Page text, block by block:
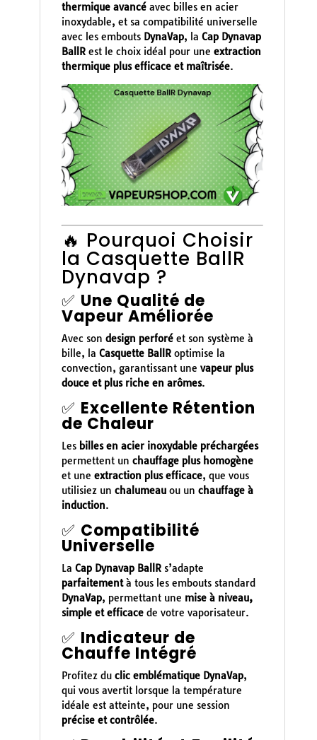
thermique avancéavec billes en acier
inoxydable, et sa compatibilité universelle
avec les embouts DynaVap, la Cap Dynavap
BallRest le choix idéal pour une extraction
thermique plus efficace et maîtrisée.
🔥 Pourquoi Choisir
la Casquette BallR
Dynavap ?
✅ Une Qualité de
Vapeur Améliorée
Avec son design perforéet son système à
bille, la Casquette BallRoptimise la
convection, garantissant une vapeur plus
douce et plus riche en arômes.
✅ Excellente Rétention
de Chaleur
Les billes en acier inoxydable préchargées
permettent un chauffage plus homogène
et une extraction plus efficace, que vous
utilisiez un chalumeauou un chauffage à
induction.
✅ Compatibilité
Universelle
La Cap Dynavap BallRs’adapte
parfaitementà tous les embouts standard
DynaVap, permettant une mise à niveau,
simple et efficacede votre vaporisateur.
✅ Indicateur de
Chauffe Intégré
Profitez du clic emblématique DynaVap,
qui vous avertit lorsque la température
idéale est atteinte, pour une session
précise et contrôlée.